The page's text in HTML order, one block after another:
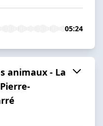
05:24
animaux - La